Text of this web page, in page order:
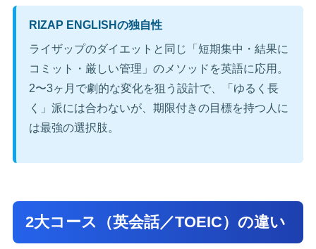
RIZAP ENGLISHの独自性
ライザップのダイエットと同じ「短期集中・結果に
コミット・厳しい管理」のメソッドを英語に応用。
2〜3ヶ月で劇的な変化を狙う設計で、「ゆるく長
く」派には合わないが、期限付きの目標を持つ人に
は最強の選択肢。
2大コース（英会話／TOEIC）の違い